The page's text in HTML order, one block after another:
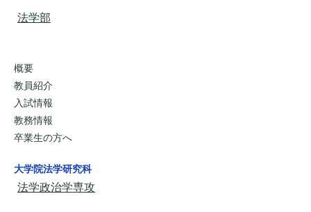
法学部
概要
教員紹介
入試情報
教務情報
卒業生の方へ
大学院法学研究科
法学政治学専攻